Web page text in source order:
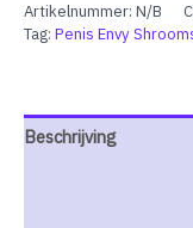
aantal
Artikelnummer: N/B
Tag: Penis Envy
Beschrijving